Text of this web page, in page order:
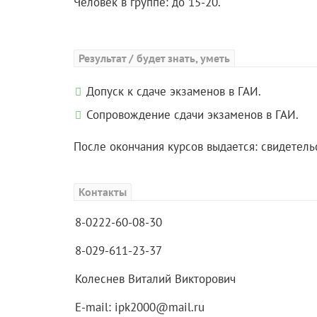
Результат / будет знать, уметь
Допуск к сдаче экзаменов в ГАИ.
Сопровождение сдачи экзаменов в ГАИ.
После окончания курсов выдается:
Контакты
8-0222-60-08-30
8-029-611-23-37
Колеснев Виталий Викторович
E-mail: ipk2000@mail.ru